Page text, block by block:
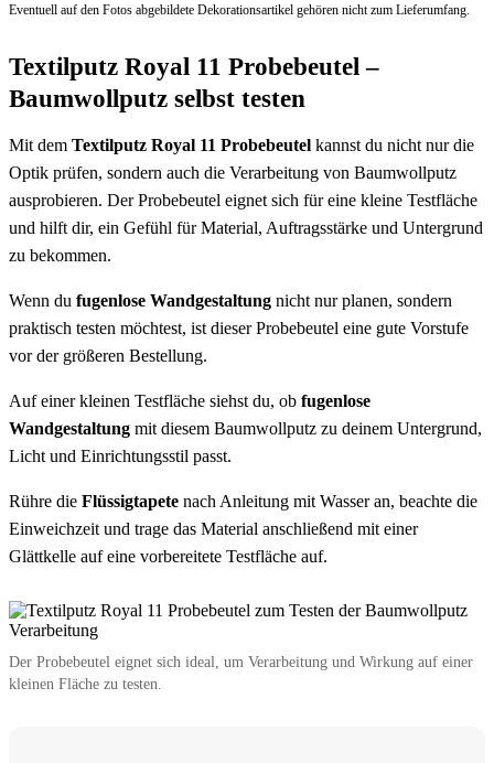
Eventuell auf den Fotos abgebildete Dekorationsartikel gehören nicht zum Lieferumfang.
Textilputz Royal 11 Probebeutel –
Baumwollputz selbst testen
Mit dem Textilputz Royal 11 Probebeutel kannst du nicht nur die
Optik prüfen, sondern auch die Verarbeitung von Baumwollputz
ausprobieren. Der Probebeutel eignet sich für eine kleine Testfläche
und hilft dir, ein Gefühl für Material, Auftragsstärke und Untergrund
zu bekommen.
Wenn du fugenlose Wandgestaltung nicht nur planen, sondern
praktisch testen möchtest, ist dieser Probebeutel eine gute Vorstufe
vor der größeren Bestellung.
Auf einer kleinen Testfläche siehst du, ob fugenlose
Wandgestaltung mit diesem Baumwollputz zu deinem Untergrund,
Licht und Einrichtungsstil passt.
Rühre die Flüssigtapete nach Anleitung mit Wasser an, beachte die
Einweichzeit und trage das Material anschließend mit einer
Glättkelle auf eine vorbereitete Testfläche auf.
Der Probebeutel eignet sich ideal, um Verarbeitung und Wirkung auf einer
kleinen Fläche zu testen.